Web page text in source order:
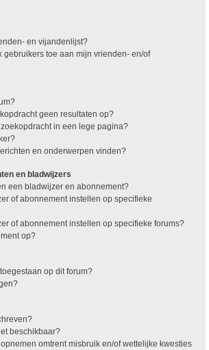
en vijandenlijst?
gebruikers toe aan mijn vrienden- en/of
geen resultaten op?
in een lege pagina?
en onderwerpen vinden?
en bladwijzers
een bladwijzer en abonnement?
of abonnement instellen op specifieke
of abonnement instellen op specifieke forums?
op?
op dit forum?
beschikbaar?
omtrent misbruik en/of wettelijke kwesties